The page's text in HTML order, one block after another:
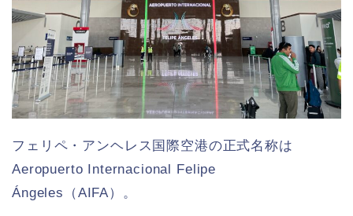
フェリペ・アンヘレス国際空港の正式名称は
Aeropuerto Internacional Felipe
Ángeles（AIFA）。